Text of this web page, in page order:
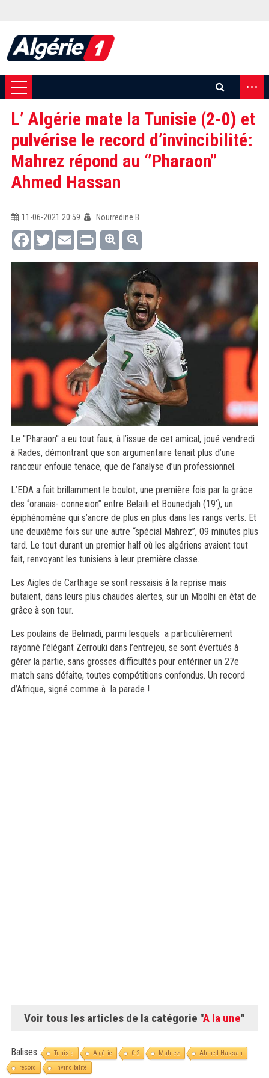
...
L’ Algérie mate la Tunisie (2-0) et
pulvérise le record d’invincibilité:
Mahrez répond au ‘’Pharaon’’
Ahmed Hassan
11-06-2021 20:59
Nourredine B
FacebookTwitterEmail Print
Le ''Pharaon'' a eu tout faux, à l’issue de cet amical, joué vendredi
à Rades, démontrant que son argumentaire tenait plus d’une
rancœur enfouie tenace, que de l’analyse d’un professionnel.
L’EDA a fait brillamment le boulot, une première fois par la grâce
des ‘’oranais- connexion’’ entre Belaïli et Bounedjah (19’), un
épiphénomène qui s’ancre de plus en plus dans les rangs verts. Et
une deuxième fois sur une autre ‘‘spécial Mahrez’’, 09 minutes plus
tard. Le tout durant un premier half où les algériens avaient tout
fait, renvoyant les tunisiens à leur première classe.
Les Aigles de Carthage se sont ressaisis à la reprise mais
butaient, dans leurs plus chaudes alertes, sur un Mbolhi en état de
grâce à son tour.
Les poulains de Belmadi, parmi lesquels a particulièrement
rayonné l’élégant Zerrouki dans l’entrejeu, se sont évertués à
gérer la partie, sans grosses difficultés pour entériner un 27e
match sans défaite, toutes compétitions confondus. Un record
d’Afrique, signé comme à la parade !
Voir tous les articles de la catégorie "A la une"
Balises : Tunisie Algérie 0-2 Mahrez
Ahmed Hassan
record
Invincibilité